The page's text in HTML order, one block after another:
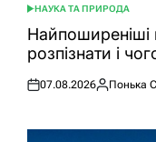
ОПУБЛІКУВАТИ
У
НАУКА ТА ПРИРОДА
Найпоширеніші
розпізнати і
Оприлюднено
07.08.2026 Понька